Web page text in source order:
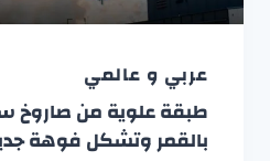
عربي و عالمي
طبقة علوية من
بالقمر وتشكل فوهة